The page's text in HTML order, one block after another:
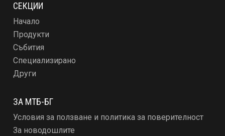
СЕКЦИИ
Начало
Продукти
Събития
Специализирано
Други
ЗА МТБ-БГ
Условия за ползване и политика за поверителност
За новодошлите